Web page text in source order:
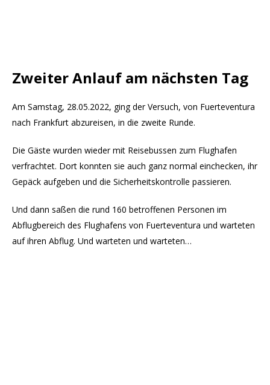
Zweiter Anlauf am nächsten Tag
Am Samstag, 28.05.2022, ging der Versuch, von Fuerteventura
nach Frankfurt abzureisen, in die zweite Runde.
Die Gäste wurden wieder mit Reisebussen zum Flughafen
verfrachtet. Dort konnten sie auch ganz normal einchecken, ihr
Gepäck aufgeben und die Sicherheitskontrolle passieren.
Und dann saßen die rund 160 betroffenen Personen im
Abflugbereich des Flughafens von Fuerteventura und warteten
auf ihren Abflug. Und warteten und warteten…